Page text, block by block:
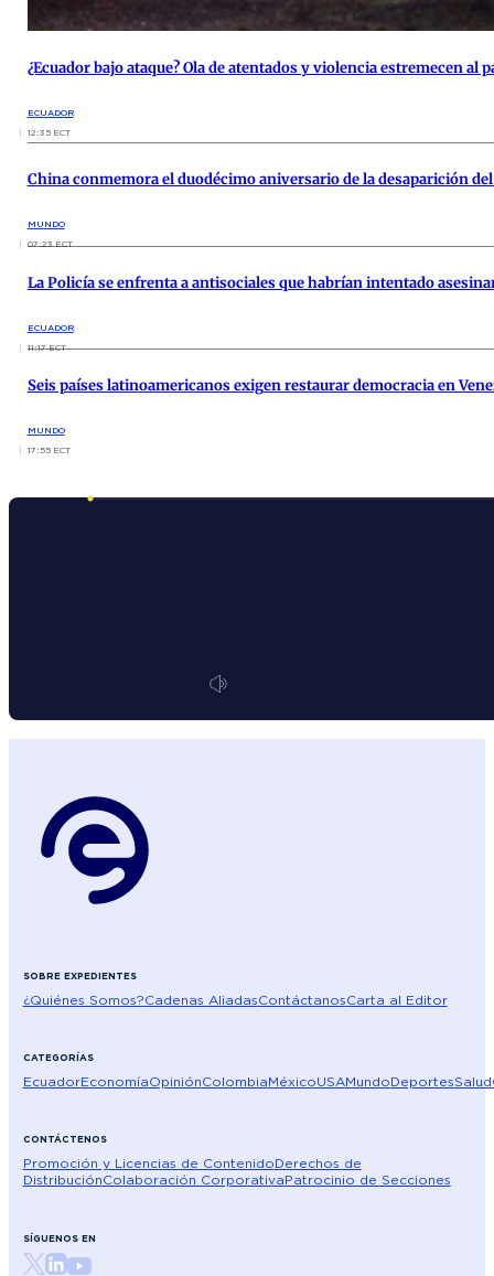
¿Ecuador bajo ataque? Ola de atentados y violencia estremecen al
ECUADOR
12:35 ECT
China conmemora el duodécimo aniversario de la desaparición
MUNDO
07:23 ECT
La Policía se enfrenta a antisociales que habrían intentado
ECUADOR
11:17 ECT
Seis países latinoamericanos exigen restaurar democracia en
MUNDO
17:55 ECT
SOBRE EXPEDIENTES
¿Quiénes Somos?Cadenas AliadasContáctanosCarta al Editor
CATEGORÍAS
EcuadorEconomíaOpiniónColombiaMéxicoUSAMundoDeportesSalud
CONTÁCTENOS
Promoción y Licencias de ContenidoDerechos de
DistribuciónColaboración CorporativaPatrocinio de Secciones
SÍGUENOS EN